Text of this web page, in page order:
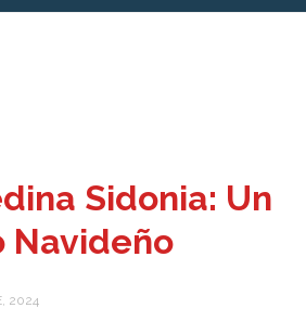
Sidonia: Un
Navideño
2024